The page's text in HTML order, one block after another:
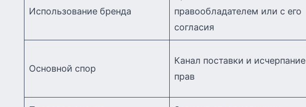
Использование бренда
правообладателем или с его
согласия
Основной спор
Канал поставки и исчерпание
прав